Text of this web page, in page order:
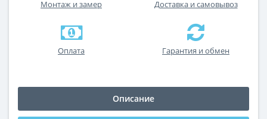
Монтаж и замер Доставка и самовывоз
Оплата Гарантия и обмен
Описание